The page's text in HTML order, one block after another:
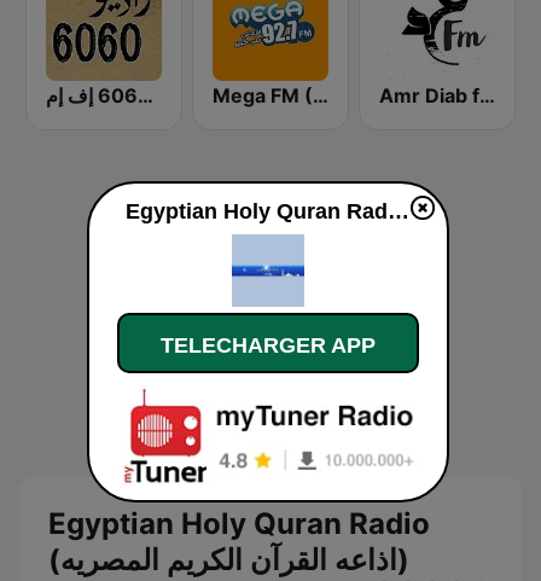
راديو 6060 إف إم Mega FM (ميجا إف إم) Amr Diab fm عمرو دياب
Egyptian Holy Quran Radio
(اذاعه القرآن الكريم المصريه)
Egyptian Holy Quran Radio (اذاعه القرآن الكريم المصريه) en ligne
TELECHARGER APP